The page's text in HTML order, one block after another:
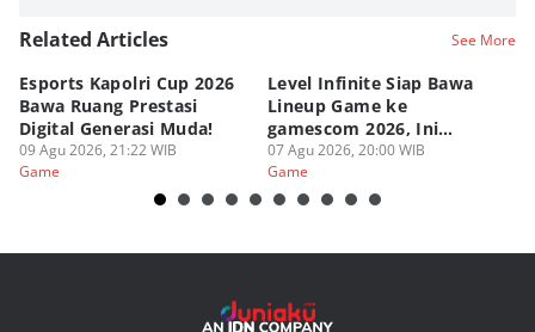
Related Articles See More
Esports Kapolri Cup 2026
Bawa Ruang Prestasi
Digital Generasi Muda!
09 Agu 2026, 21:22 WIB
Game
Level Infinite Siap Bawa
Lineup Game ke
gamescom 2026, Ini
Judulnya!
07 Agu 2026, 20:00 WIB
Game